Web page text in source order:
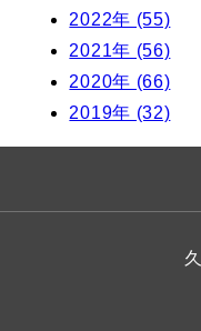
2022年 (55)
2021年 (56)
2020年 (66)
2019年 (32)